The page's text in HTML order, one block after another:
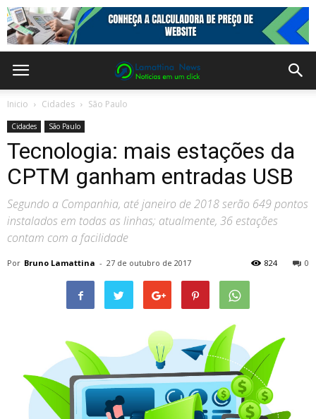
Inicio Cidades São Paulo
Cidades São Paulo
Tecnologia: mais estações da
CPTM ganham entradas USB
Segundo a Companhia, até janeiro de 2018 serão 649 pontos
instalados em todas as linhas; atualmente, 36 estações
contam com a facilidade
Por Bruno Lamattina - 27 de outubro de 2017 0
824